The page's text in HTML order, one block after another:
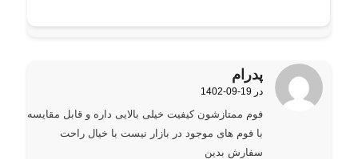
پدرام
گفته:1402-09-19 در
فوم ممتازشون کیفیت خیلی بالایی داره و قابل مقایسه
با فوم های موجود در بازار نیست با خیال راحت
سفارش بدین